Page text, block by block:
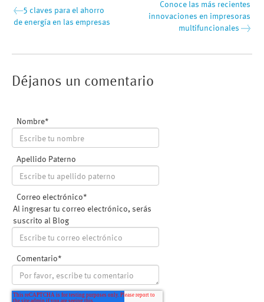
←5 claves para el ahorro
de energía en las empresas
Conoce las más recientes
innovaciones en impresoras
multifuncionales →
Nombre*
Apellido Paterno
Correo electrónico*
Al ingresar tu correo electrónico, serás
suscrito al Blog
Comentario*